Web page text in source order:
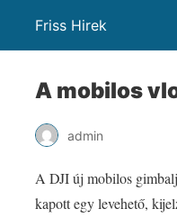
Friss Hirek
A mobilos
admin
A DJI új mobilos
kapott egy levehető,